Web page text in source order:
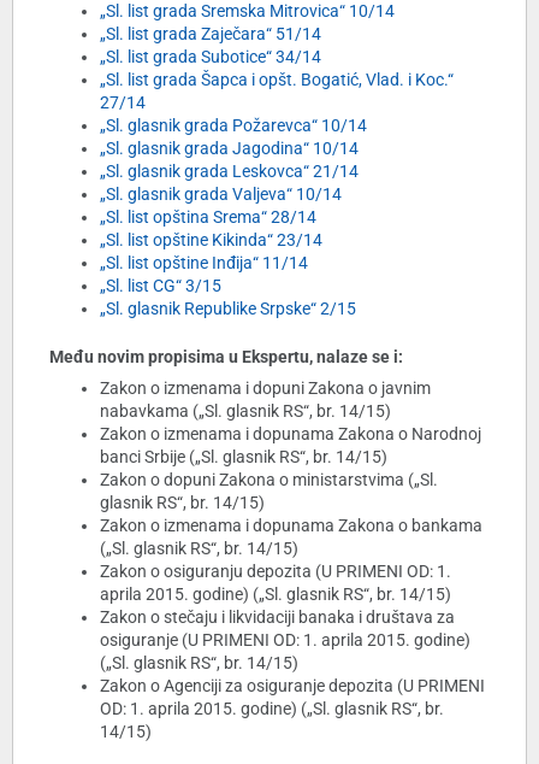
„Sl. list grada Sremska Mitrovica“ 10/14
„Sl. list grada Zaječara“ 51/14
„Sl. list grada Subotice“ 34/14
„Sl. list grada Šapca i opšt. Bogatić, Vlad. i Koc.“
27/14
„Sl. glasnik grada Požarevca“ 10/14
„Sl. glasnik grada Jagodina“ 10/14
„Sl. glasnik grada Leskovca“ 21/14
„Sl. glasnik grada Valjeva“ 10/14
„Sl. list opština Srema“ 28/14
„Sl. list opštine Kikinda“ 23/14
„Sl. list opštine Inđija“ 11/14
„Sl. list CG“ 3/15
„Sl. glasnik Republike Srpske“ 2/15
Među novim propisima u Ekspertu, nalaze se i:
Zakon o izmenama i dopuni Zakona o javnim
nabavkama („Sl. glasnik RS“, br. 14/15)
Zakon o izmenama i dopunama Zakona o Narodnoj
banci Srbije („Sl. glasnik RS“, br. 14/15)
Zakon o dopuni Zakona o ministarstvima („Sl.
glasnik RS“, br. 14/15)
Zakon o izmenama i dopunama Zakona o bankama
(„Sl. glasnik RS“, br. 14/15)
Zakon o osiguranju depozita (U PRIMENI OD: 1.
aprila 2015. godine) („Sl. glasnik RS“, br. 14/15)
Zakon o stečaju i likvidaciji banaka i društava za
osiguranje (U PRIMENI OD: 1. aprila 2015. godine)
(„Sl. glasnik RS“, br. 14/15)
Zakon o Agenciji za osiguranje depozita (U PRIMENI
OD: 1. aprila 2015. godine) („Sl. glasnik RS“, br.
14/15)